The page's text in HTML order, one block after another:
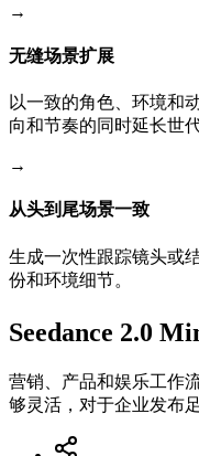
→
无缝场景扩展
以一致的角色、环境和
向和节奏的同时延长世代
→
从头到尾场景一致
生成一次性跟踪镜头或
份和环境细节。
Seedance 2.0
营销、产品和娱乐工作
够灵活，对于企业发布